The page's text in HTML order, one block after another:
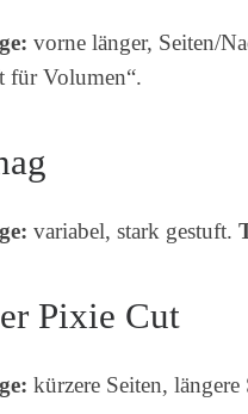
vorne länger, Seiten/
für Volumen“.
variabel, stark gestuft.
Pixie Cut
kürzere Seiten, längere